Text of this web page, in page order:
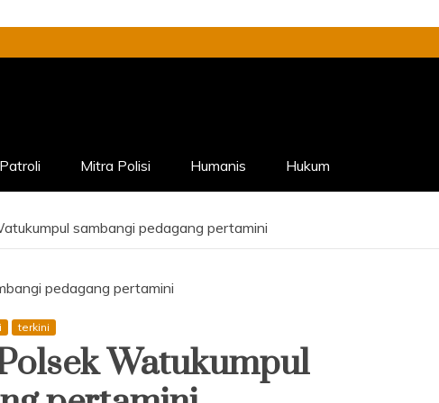
Patroli Mitra Polisi Humanis Hukum
sambangi pedagang pertamini
terkini
Watukumpul